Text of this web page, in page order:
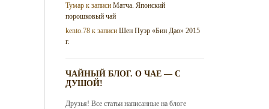
Тумар к записиМатча. Японский
порошковый чай
kento.78 к записиШен Пуэр «Бин Дао» 2015
г.
ЧАЙНЫЙ БЛОГ. О ЧАЕ — С
ДУШОЙ!
Друзья! Все статьи написанные на блоге